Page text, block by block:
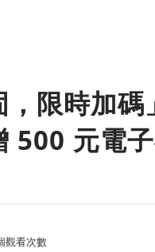
限時加
500 元電
觀看次數